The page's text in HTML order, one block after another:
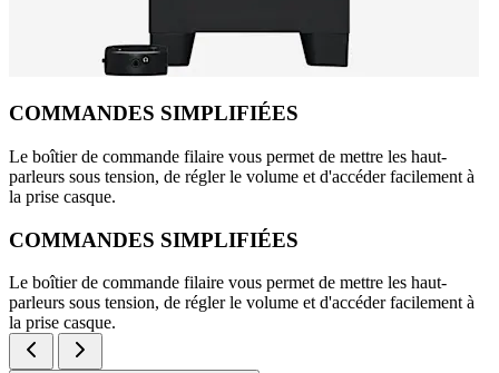
COMMANDES SIMPLIFIÉES
Le boîtier de commande filaire vous permet de mettre les haut-
parleurs sous tension, de régler le volume et d'accéder facilement à
la prise casque.
COMMANDES SIMPLIFIÉES
Le boîtier de commande filaire vous permet de mettre les haut-
parleurs sous tension, de régler le volume et d'accéder facilement à
la prise casque.